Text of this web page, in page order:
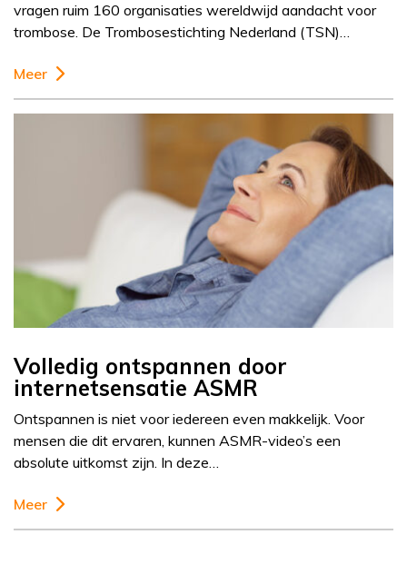
vragen ruim 160 organisaties wereldwijd aandacht voor
trombose. De Trombosestichting Nederland (TSN)…
Meer
Volledig ontspannen door
internetsensatie ASMR
Ontspannen is niet voor iedereen even makkelijk. Voor
mensen die dit ervaren, kunnen ASMR-video’s een
absolute uitkomst zijn. In deze…
Meer